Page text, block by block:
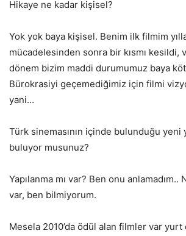
Hikaye ne kadar kişisel?
Yok yok baya kişisel. Benim ilk filmim
mücadelesinden sonra bir kısmı kesildi,
dönem bizim maddi durumumuz baya
Bürokrasiyi geçemediğimiz için filmi
yani…
Türk sinemasının içinde bulunduğu yeni
buluyor musunuz?
Yapılanma mı var? Ben onu anlamadım..
var, ben bilmiyorum.
Mesela 2010’da ödül alan filmler var yurt